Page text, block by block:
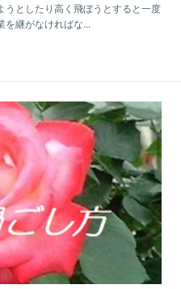
としたり高く飛ぼうとすると一度
を継がなければな...